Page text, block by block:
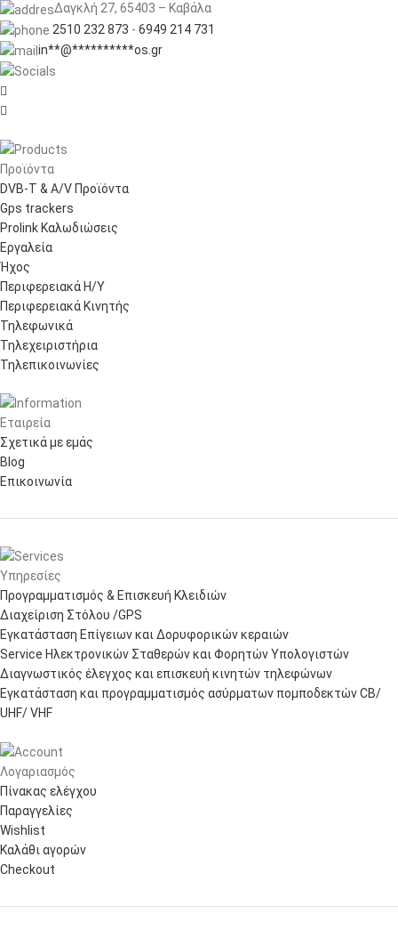
Δαγκλή 27, 65403 – Καβάλα
2510 232 873 - 6949 214 731
in**@**********os.gr


Προϊόντα
DVB-T & A/V Προϊόντα
Gps trackers
Prolink Καλωδιώσεις
Εργαλεία
Ήχος
Περιφερειακά Η/Υ
Περιφερειακά Κινητής
Τηλεφωνικά
Τηλεχειριστήρια
Τηλεπικοινωνίες
Εταιρεία
Σχετικά με εμάς
Blog
Επικοινωνία
Υπηρεσίες
Προγραμματισμός & Επισκευή Κλειδιών
Διαχείριση Στόλου /GPS
Εγκατάσταση Επίγειων και Δορυφορικών κεραιών
Service Ηλεκτρονικών Σταθερών και Φορητών Υπολογιστών
Διαγνωστικός έλεγχος και επισκευή κινητών τηλεφώνων
Εγκατάσταση και προγραμματισμός ασύρματων πομποδεκτών CB/
UHF/ VHF
Λογαριασμός
Πίνακας ελέγχου
Παραγγελίες
Wishlist
Καλάθι αγορών
Checkout